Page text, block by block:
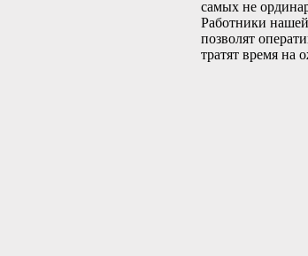
самых не
Работники
позволят
тратят время на